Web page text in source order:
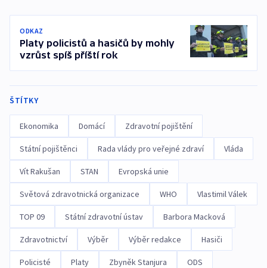
ODKAZ
Platy policistů a hasičů by mohly
vzrůst spíš příští rok
ŠTÍTKY
Ekonomika Domácí Zdravotní pojištění
Státní pojištěnci Rada vlády pro veřejné zdraví Vláda
Vít Rakušan STAN Evropská unie
Světová zdravotnická organizace WHO Vlastimil Válek
TOP 09 Státní zdravotní ústav Barbora Macková
Zdravotnictví Výběr Výběr redakce Hasiči
Policisté Platy Zbyněk Stanjura ODS